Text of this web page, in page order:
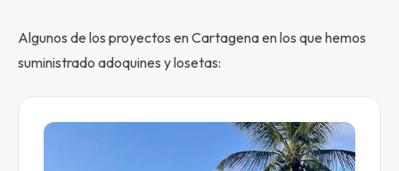
Algunos de los proyectos en Cartagena en los que hemos
suministrado adoquines y losetas: